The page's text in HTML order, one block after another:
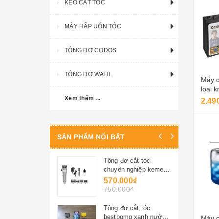
Máy
loại
KÉO CẮT TÓC
MÁY HẤP UỐN TÓC
TÔNG ĐƠ CODOS
TÔNG ĐƠ WAHL
Xem thêm ...
SẢN PHẨM NỔI BẬT
Tông đơ cắt tóc
chuyên nghiệp kemei
1977
570.000₫
750.000₫
Tông đơ cắt tóc
bestbomg xanh nước